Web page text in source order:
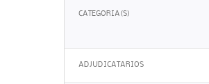
CATEGORIA(S)
ADJUDICATARIOS